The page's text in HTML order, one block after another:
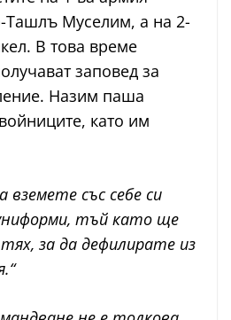
Ташлъ Муселим, а на 2-
В това време
заповед за
Назим паша
като им
вземете със себе си
тъй като ще
за да дефилирате из